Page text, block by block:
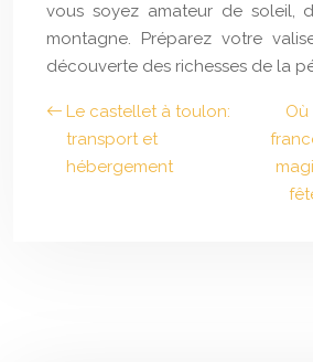
vous soyez amateur de soleil,
montagne. Préparez votre
découverte des richesses de la
Le castellet à toulon:
transport et
hébergement
Où